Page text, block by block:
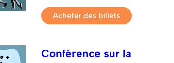
Acheter des billets
Conférence sur la